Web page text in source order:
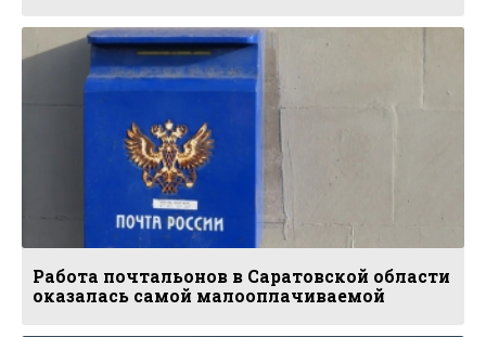
Работа почтальонов в Саратовской области
оказалась самой малооплачиваемой